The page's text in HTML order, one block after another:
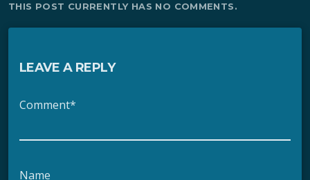
THIS POST CURRENTLY HAS NO COMMENTS.
LEAVE A REPLY
Comment*
Name